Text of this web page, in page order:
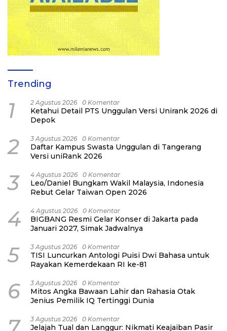
Trending
1 2 Agustus 2026 0 Komentar
Ketahui Detail PTS Unggulan Versi Unirank 2026 di
Depok
2 3 Agustus 2026 0 Komentar
Daftar Kampus Swasta Unggulan di Tangerang
Versi uniRank 2026
3 4 Agustus 2026 0 Komentar
Leo/Daniel Bungkam Wakil Malaysia, Indonesia
Rebut Gelar Taiwan Open 2026
4 4 Agustus 2026 0 Komentar
BIGBANG Resmi Gelar Konser di Jakarta pada
Januari 2027, Simak Jadwalnya
5 3 Agustus 2026 0 Komentar
TISI Luncurkan Antologi Puisi Dwi Bahasa untuk
Rayakan Kemerdekaan RI ke-81
6 3 Agustus 2026 0 Komentar
Mitos Angka Bawaan Lahir dan Rahasia Otak
Jenius Pemilik IQ Tertinggi Dunia
3 Agustus 2026 0 Komentar
Jelajah Tual dan Langgur: Nikmati Keajaiban Pasir